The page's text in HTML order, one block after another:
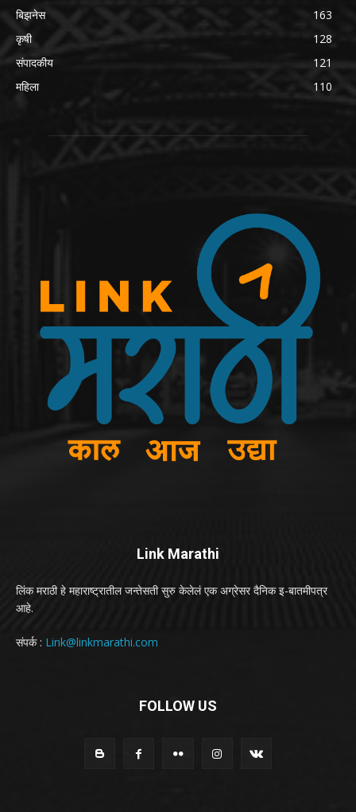
बिझनेस
163
कृषी
128
संपादकीय
121
महिला
110
Link Marathi
लिंक मराठी हे महाराष्ट्रातील जन्तेसती सुरु केलेलं एक अग्रेसर दैनिक इ-बातमीपत्र
आहे.
संपर्क : Link@linkmarathi.com
FOLLOW US